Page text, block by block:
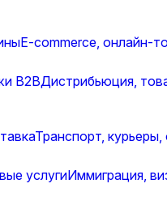
E-commerce, онлайн-
B2BДистрибьюция,
Транспорт,
услугиИммиграция,